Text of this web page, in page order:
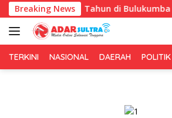
Langsung
ke
konten
Breaking News1 Tahun di Bulukumba
TERKINI NASIONAL DAERAH POLITIK